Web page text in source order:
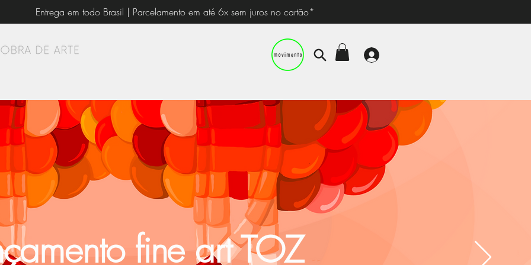
Entrega em todo Brasil | Parcelamento em até 6x sem juros no cartão*
fine art TOZ